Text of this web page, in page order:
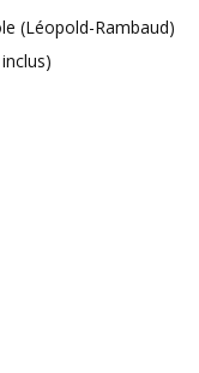
(Léopold-Rambaud)